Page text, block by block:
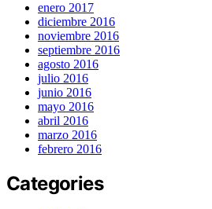
enero 2017
diciembre 2016
noviembre 2016
septiembre 2016
agosto 2016
julio 2016
junio 2016
mayo 2016
abril 2016
marzo 2016
febrero 2016
Categories